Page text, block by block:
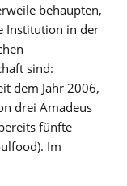
behaupten,
Institution in der
sind:
dem Jahr 2006,
drei Amadeus
fünfte
Im